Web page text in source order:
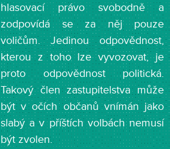
hlasovací právo svobodně a
zodpovídá se za něj pouze
voličům. Jedinou odpovědnost,
kterou z toho lze vyvozovat, je
proto odpovědnost politická.
Takový člen zastupitelstva může
být v očích občanů vnímán jako
slabý a v příštích volbách nemusí
být zvolen.